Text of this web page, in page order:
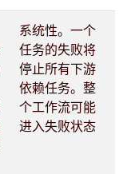
系统性。一个
任务的失败将
停止所有下游
依赖任务。整
个工作流可能
进入失败状态